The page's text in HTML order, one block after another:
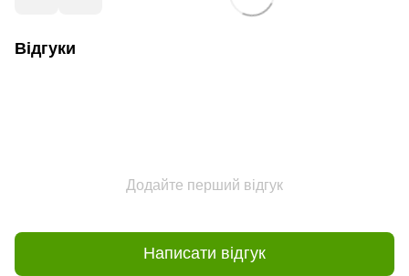
Відгуки
Додайте перший відгук
Написати відгук